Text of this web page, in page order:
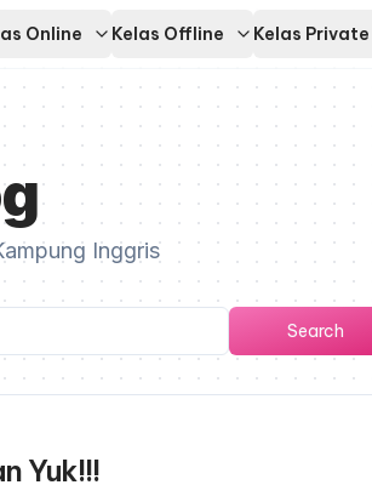
Online Kelas Offline Kelas Private
Inggris
Search
Yuk!!!